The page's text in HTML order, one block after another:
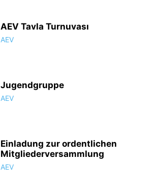
AEV Tavla Turnuvası
AEV
Jugendgruppe
AEV
Einladung zur ordentlichen
Mitgliederversammlung
AEV